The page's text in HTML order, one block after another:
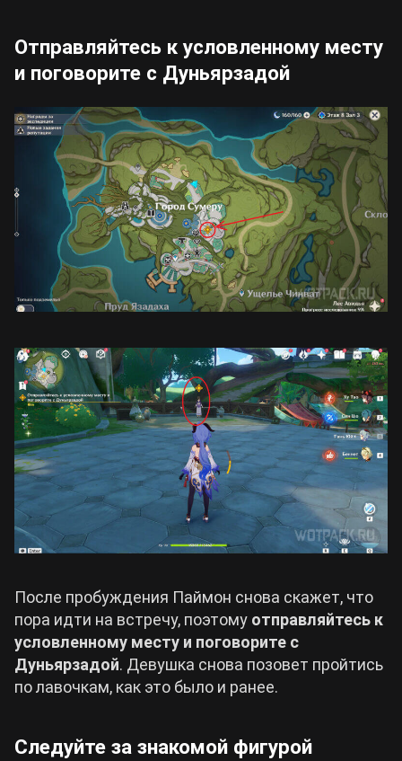
Отправляйтесь к условленному месту
и поговорите с Дуньярзадой
После пробуждения Паймон снова скажет, что
пора идти на встречу, поэтому отправляйтесь к
условленному месту и поговорите с
Дуньярзадой. Девушка снова позовет пройтись
по лавочкам, как это было и ранее.
Следуйте за знакомой фигурой